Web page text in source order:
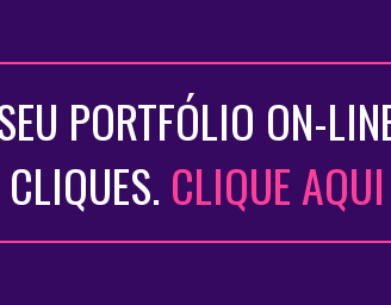
PORTFÓLIO ON-
CLIQUES. CLIQUE AQUI